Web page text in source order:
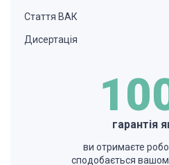
Стаття ВАК
Дисертація
гарантія
ви отримаєте
сподобається